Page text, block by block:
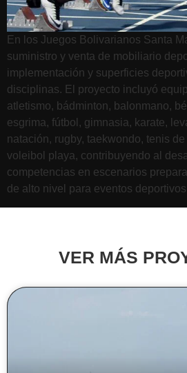
En los Juegos Bolivarianos Santa
suministro y venta de mobiliario
implementación y superficies
disciplinas. El proyecto incluyó
atletismo, bádminton, balonmano,
esgrima, fútbol, gimnasia, karate,
natación, rugby, taekwondo, tenis
voleibol playa, contribuyendo al
competencias en escenarios
de alto nivel para eventos
VER MÁS